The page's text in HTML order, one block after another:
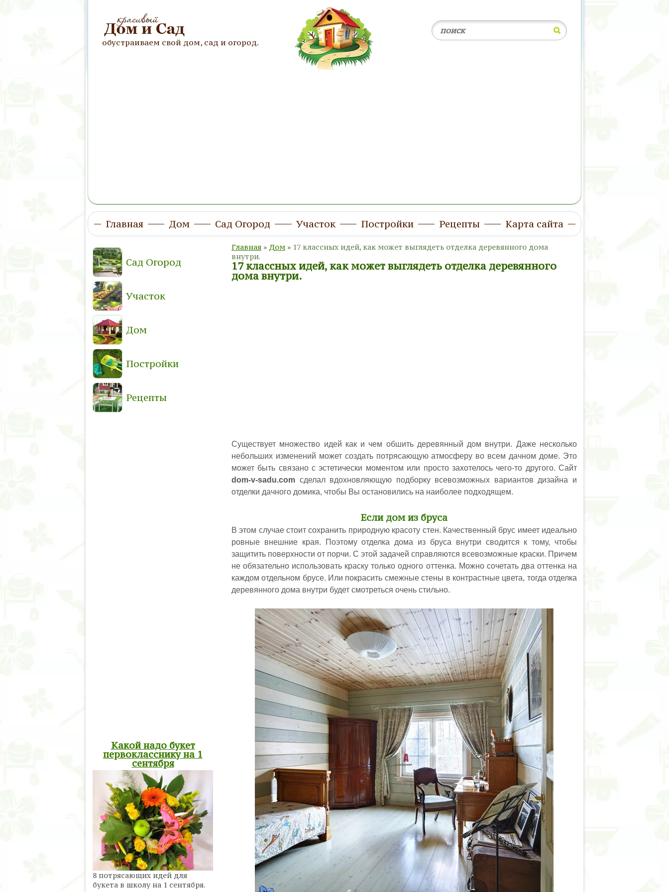
обустраиваем свой дом, сад и огород.
Главная Дом Сад Огород Участок Постройки Рецепты Карта сайта
Главная » Дом » 17 классных идей, как может выглядеть отделка деревянного дома
внутри.
17 классных идей, как может выглядеть отделка деревянного
дома внутри.
Существует множество идей как и чем обшить деревянный дом внутри. Даже несколько
небольших изменений может создать потрясающую атмосферу во всем дачном доме. Это
может быть связано с эстетически моментом или просто захотелось чего-то другого. Сайт
dom-v-sadu.com сделал вдохновляющую подборку всевозможных вариантов дизайна и
отделки дачного домика, чтобы Вы остановились на наиболее подходящем.
Если дом из бруса
В этом случае стоит сохранить природную красоту стен. Качественный брус имеет идеально
ровные внешние края. Поэтому отделка дома из бруса внутри сводится к тому, чтобы
защитить поверхности от порчи. С этой задачей справляются всевозможные краски. Причем
не обязательно использовать краску только одного оттенка. Можно сочетать два оттенка на
каждом отдельном брусе. Или покрасить смежные стены в контрастные цвета, тогда отделка
деревянного дома внутри будет смотреться очень стильно.
Сад Огород
Участок
Дом
Постройки
Рецепты
Какой надо букет
первокласснику на 1
сентября
8 потрясающих идей для
букета в школу на 1 сентября.